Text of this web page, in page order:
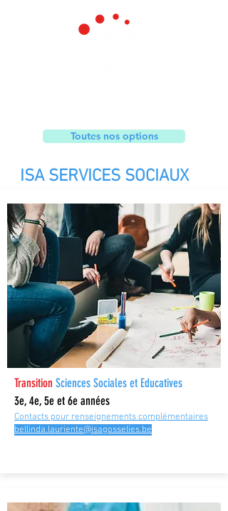
Toutes nos options
ISA SERVICES SOCIAUX
Transition Sciences Sociales et Educatives
3e, 4e, 5e et 6e années
Contacts pour renseignements complémentaires
bellinda.lauriente@isagosselies.be